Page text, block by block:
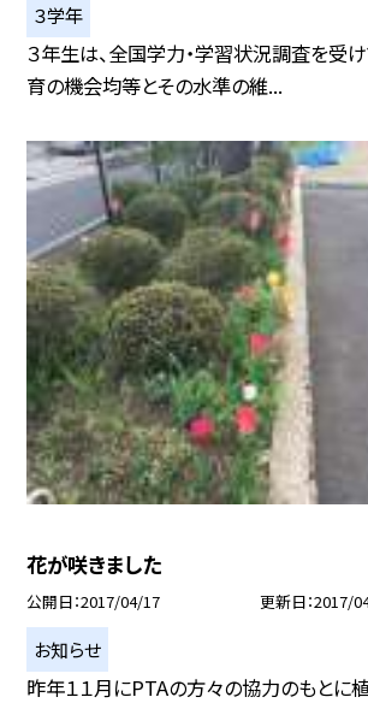
３学年
３年生は、全国学力・学習状況調査を受
育の機会均等とその水準の維...
花が咲きました
公開日 2017/04/17 更新日 2017/
お知らせ
昨年１１月にPTAの方々の協力のもとに